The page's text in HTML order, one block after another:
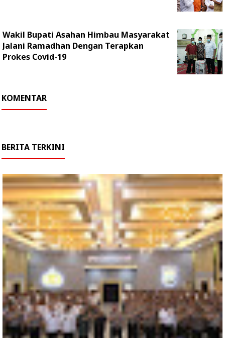
Wakil Bupati Asahan Himbau Masyarakat
Jalani Ramadhan Dengan Terapkan
Prokes Covid-19
KOMENTAR
BERITA TERKINI